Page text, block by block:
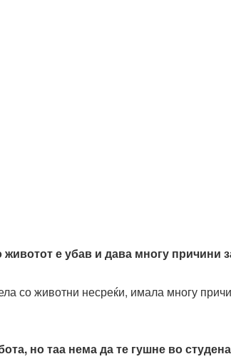
е убав и дава многу причини
со животни несреќи, имала многу
но таа нема да те гушне во